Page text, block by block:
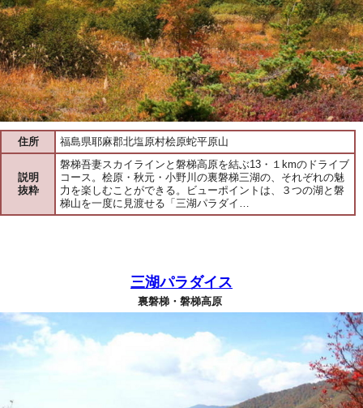
住所 福島県耶麻郡北塩原村桧原蛇平原山
説明
抜粋
磐梯吾妻スカイラインと磐梯高原を結ぶ13・１kmのドライブ
コース。桧原・秋元・小野川の裏磐梯三湖の、それぞれの魅
力を楽しむことができる。ビューポイントは、３つの湖と磐
梯山を一度に見渡せる「三湖パラダイ…
三湖パラダイス
裏磐梯・磐梯高原